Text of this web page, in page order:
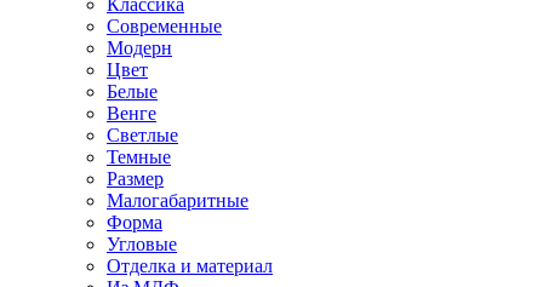
Классика
Современные
Модерн
Цвет
Белые
Венге
Светлые
Темные
Размер
Малогабаритные
Форма
Угловые
Отделка и материал